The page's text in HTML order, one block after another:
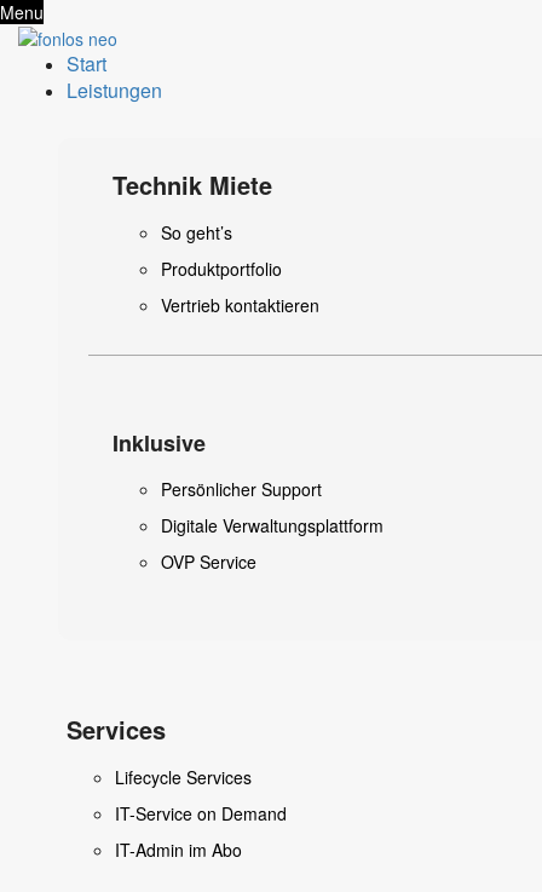
Menu
Start
Leistungen
Technik Miete
So geht’s
Produktportfolio
Vertrieb kontaktieren
Inklusive
Persönlicher Support
Digitale Verwaltungsplattform
OVP Service
Services
Lifecycle Services
IT-Service on Demand
IT-Admin im Abo